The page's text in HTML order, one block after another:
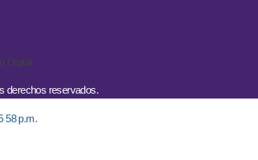
Digital
derechos reservados.